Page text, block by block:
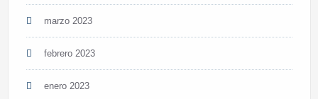
marzo 2023
febrero 2023
enero 2023